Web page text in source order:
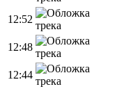
12:52
12:48
12:44